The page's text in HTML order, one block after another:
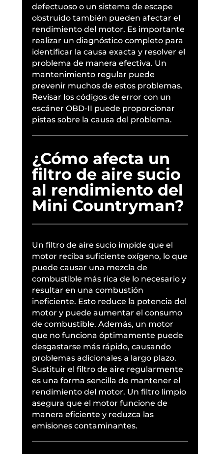
defectuoso o un sistema de escape
obstruido también pueden afectar el
rendimiento del motor. Es importante
realizar un diagnóstico completo para
identificar la causa exacta y resolver el
problema de manera efectiva. Un
mantenimiento regular puede
prevenir muchos de estos problemas.
Revisar los códigos de error con un
escáner OBD-II puede proporcionar
pistas sobre la causa del problema.
¿Cómo afecta un
filtro de aire sucio
al rendimiento del
Mini Countryman?
Un filtro de aire sucio impide que el
motor reciba suficiente oxígeno, lo que
puede causar una mezcla de
combustible más rica de lo necesario y
resultar en una combustión
ineficiente. Esto reduce la potencia del
motor y puede aumentar el consumo
de combustible. Además, un motor
que no funciona óptimamente puede
desgastarse más rápido, causando
problemas adicionales a largo plazo.
Sustituir el filtro de aire regularmente
es una forma sencilla de mantener el
rendimiento del motor. Un filtro limpio
asegura que el motor funcione de
manera eficiente y reduzca las
emisiones contaminantes.